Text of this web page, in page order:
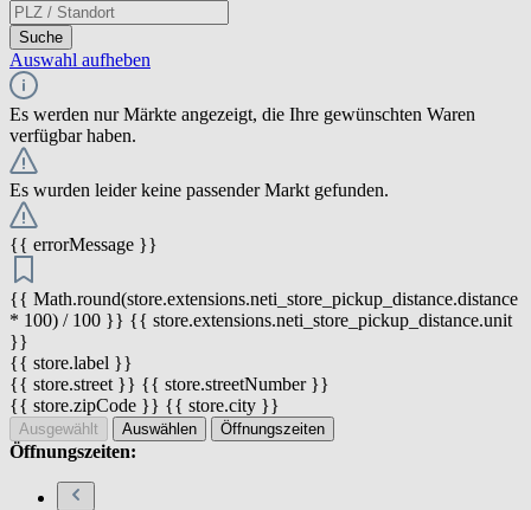
Suche
Auswahl aufheben
Es werden nur Märkte angezeigt, die Ihre gewünschten Waren
verfügbar haben.
Es wurden leider keine passender Markt gefunden.
{{ errorMessage }}
{{ Math.round(store.extensions.neti_store_pickup_distance.distance
* 100) / 100 }} {{ store.extensions.neti_store_pickup_distance.unit
}}
{{ store.label }}
{{ store.street }} {{ store.streetNumber }}
{{ store.zipCode }} {{ store.city }}
Ausgewählt Auswählen Öffnungszeiten
Öffnungszeiten: